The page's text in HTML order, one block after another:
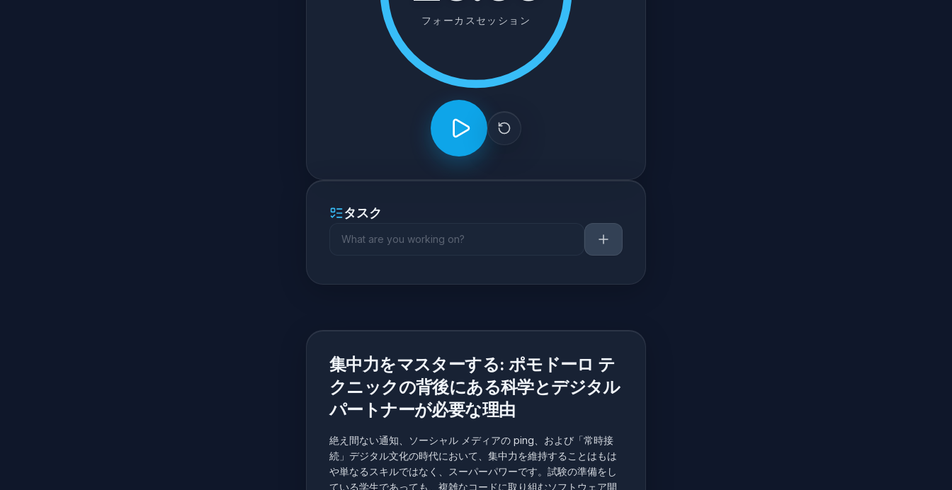
フォーカスセッション
タスク
集中力をマスターする: ポモドーロ テ
クニックの背後にある科学とデジタル
パートナーが必要な理由
絶え間ない通知、ソーシャル メディアの ping、および「常時接
続」デジタル文化の時代において、集中力を維持することはもは
や単なるスキルではなく、スーパーパワーです。試験の準備をし
ている学生であっても、複雑なコードに取り組むソフトウェア開